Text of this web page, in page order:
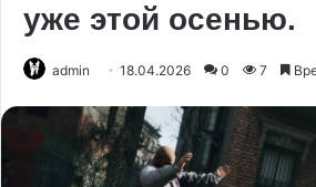
уже этой осенью.
admin 18.04.2026 0 7